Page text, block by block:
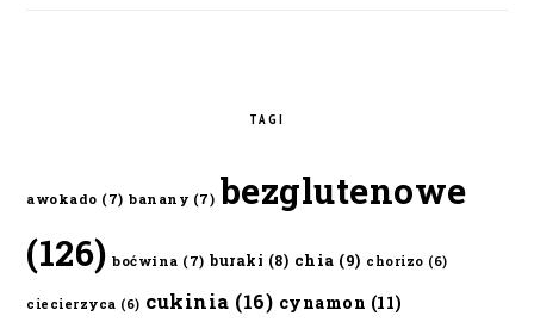
TAGI
awokado (7) banany (7) bezglutenowe
(126) boćwina (7) buraki (8) chia (9) chorizo (6)
ciecierzyca (6) cukinia (16) cynamon (11)